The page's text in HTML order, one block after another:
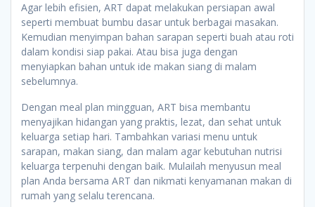
Agar lebih efisien, ART dapat melakukan persiapan awal
seperti membuat bumbu dasar untuk berbagai masakan.
Kemudian menyimpan bahan sarapan seperti buah atau roti
dalam kondisi siap pakai. Atau bisa juga dengan
menyiapkan bahan untuk ide makan siang di malam
sebelumnya.
Dengan meal plan mingguan, ART bisa membantu
menyajikan hidangan yang praktis, lezat, dan sehat untuk
keluarga setiap hari. Tambahkan variasi menu untuk
sarapan, makan siang, dan malam agar kebutuhan nutrisi
keluarga terpenuhi dengan baik. Mulailah menyusun meal
plan Anda bersama ART dan nikmati kenyamanan makan di
rumah yang selalu terencana.